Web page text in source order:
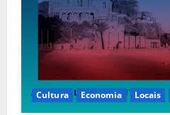
Cultura Economia Locais